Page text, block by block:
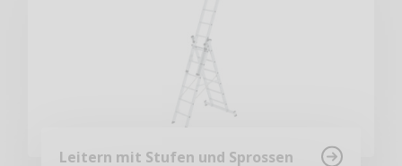
Leitern mit Stufen und Sprossen